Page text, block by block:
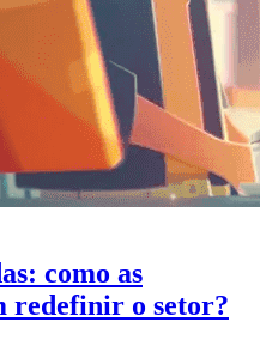
como as
redefinir o setor?